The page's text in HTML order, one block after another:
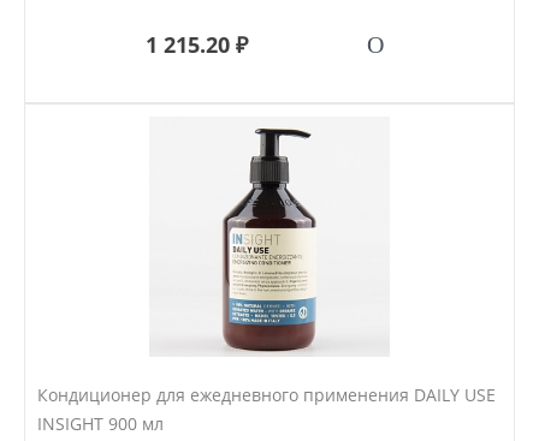
1 215.20 ₽
Кондиционер для ежедневного применения DAILY USE
INSIGHT 900 мл